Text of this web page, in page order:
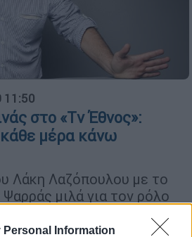
Personal Information
11:50
στο «Τv Έθνος»:
μέρα κάνω
Λάκη Λαζόπουλου με το
μιλά για τον ρόλο